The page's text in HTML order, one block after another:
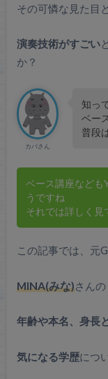
その可憐な見た目
演奏技術がすごい
か？
カバさん
知っ
ベー
普段
ベース講座なども
うですね
それでは詳しく見
この記事では、元
MINA(みな)さんの
年齢や本名、身長
気になる学歴につ